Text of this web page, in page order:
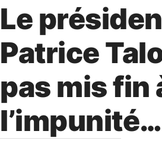
Le
Patrice
pas mis fin
l’impunité…